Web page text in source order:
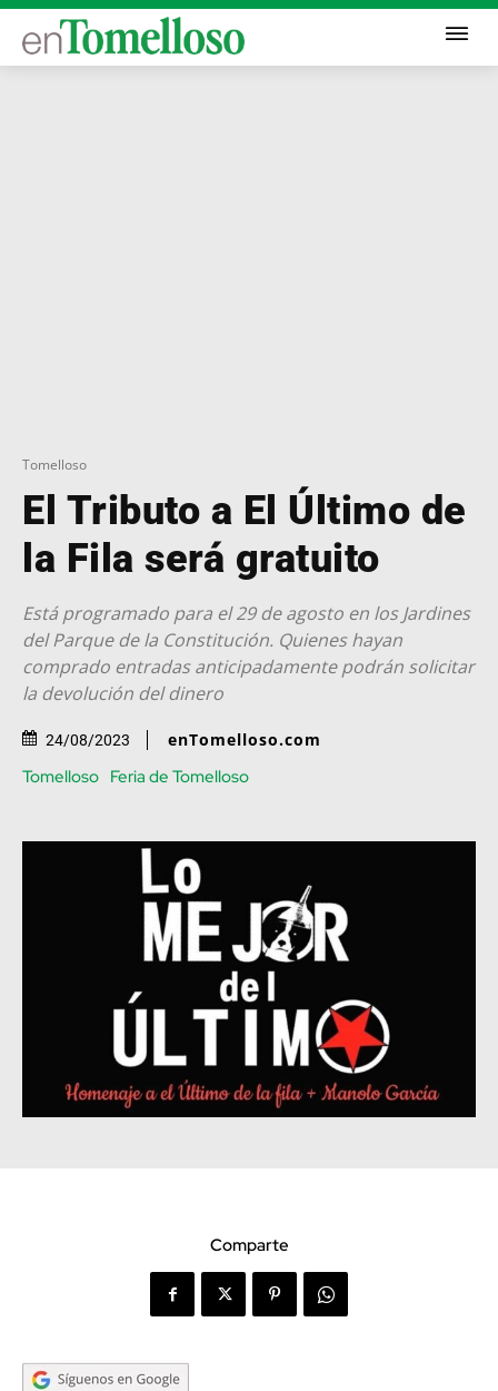
Tomelloso
El Tributo a El Último de
la Fila será gratuito
Está programado para el 29 de agosto en los Jardines
del Parque de la Constitución. Quienes hayan
comprado entradas anticipadamente podrán solicitar
la devolución del dinero
24/08/2023 enTomelloso.com
Tomelloso Feria de Tomelloso
Comparte